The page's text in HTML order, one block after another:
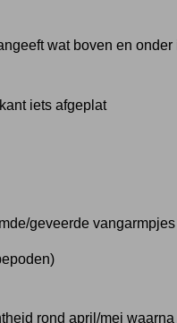
wat boven en onder
iets afgeplat
geveerde
rond april/mei